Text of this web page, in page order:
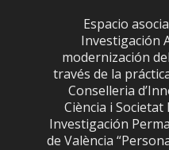
Espacio
Investigación
modernización
través de la
Conselleria
Ciència i
Investigación
de València